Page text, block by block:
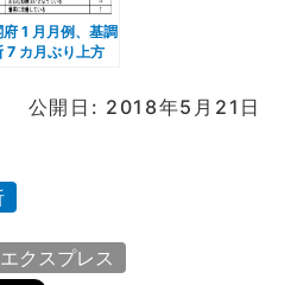
府 1 月月例、基調
7 カ月ぶり上方
公開日: 2018年5月21日
クスプレス